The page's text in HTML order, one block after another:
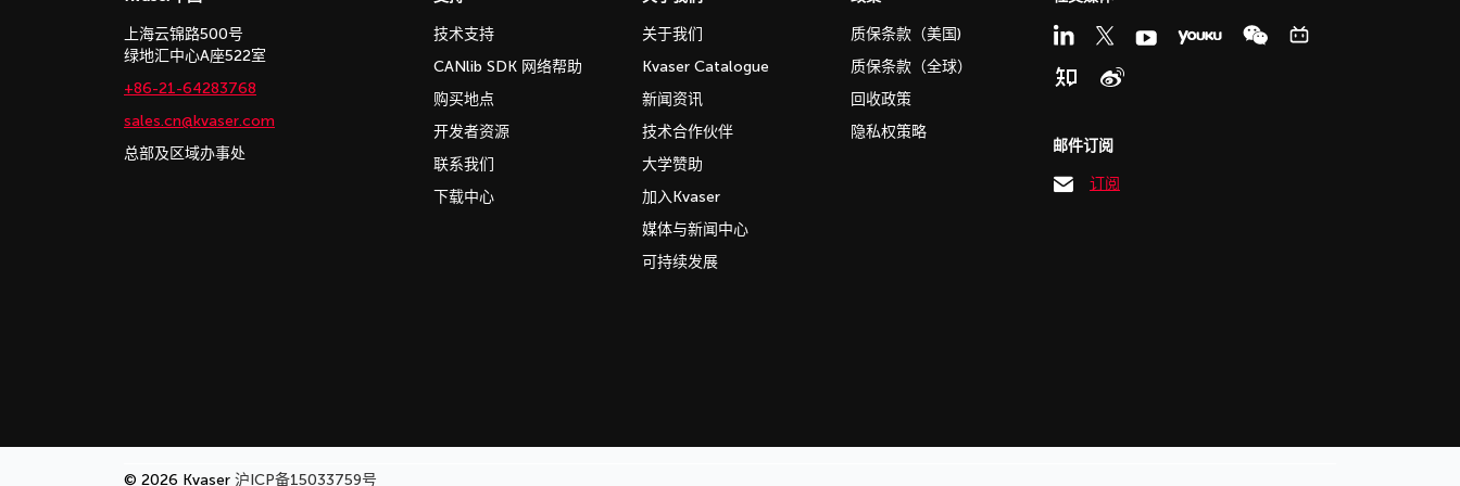
上海云锦路500号
绿地汇中心A座522室
+86-21-64283768
sales.cn@kvaser.com
总部及区域办事处
技术支持
CANlib SDK 网络帮助
购买地点
开发者资源
联系我们
下载中心
关于我们
Kvaser Catalogue
新闻资讯
技术合作伙伴
大学赞助
加入Kvaser
媒体与新闻中心
可持续发展
质保条款（美国)
质保条款（全球）
回收政策
隐私权策略
邮件订阅
订阅
© 2026 Kvaser 沪ICP备15033759号